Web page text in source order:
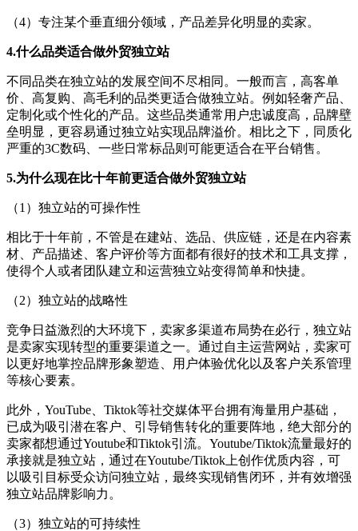
（4）专注某个垂直细分领域，产品差异化明显的卖家。
4.什么品类适合做外贸独立站
不同品类在独立站的发展空间不尽相同。一般而言，高客单
价、高复购、高毛利的品类更适合做独立站。例如轻奢产品、
定制化或个性化的产品。这些品类通常用户忠诚度高，品牌壁
垒明显，更容易通过独立站实现品牌溢价。相比之下，同质化
严重的3C数码、一些日常标品则可能更适合在平台销售。
5.为什么现在比十年前更适合做外贸独立站
（1）独立站的可操作性
相比于十年前，不管是在建站、选品、供应链，还是在内容素
材、产品描述、客户评价等方面都有很好的技术和工具支撑，
使得个人或者团队建立和运营独立站变得简单和快捷。
（2）独立站的战略性
竞争日益激烈的大环境下，卖家多渠道布局势在必行，独立站
是卖家实现转型的重要渠道之一。通过自主运营网站，卖家可
以更好地掌控品牌形象塑造、用户体验优化以及客户关系管理
等核心要素。
此外，YouTube、Tiktok等社交媒体平台拥有海量用户基础，
已成为吸引潜在客户、引导销售转化的重要阵地，绝大部分的
卖家都想通过Youtube和Tiktok引流。Youtube/Tiktok流量最好的
承接就是独立站，通过在Youtube/Tiktok上创作优质内容，可
以吸引目标受众访问独立站，最终实现销售闭环，并有效增强
独立站品牌影响力。
（3）独立站的可持续性